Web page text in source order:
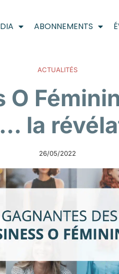
ABONNEMENTS
ACTUALITÉS
O
la
26/05/2022